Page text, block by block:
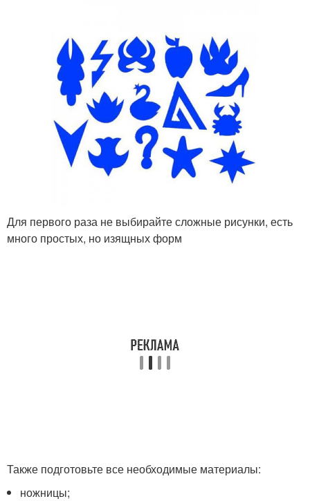
Для первого раза не выбирайте сложные рисунки, есть
много простых, но изящных форм
Также подготовьте все необходимые материалы:
ножницы;